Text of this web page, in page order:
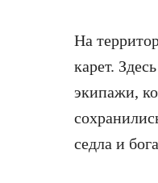
На
карет.
экипажи,
седла и